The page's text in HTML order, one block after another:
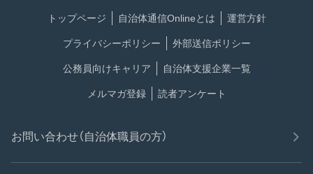
トップページ 自治体通信Onlineとは 運営方針
プライバシーポリシー 外部送信ポリシー
公務員向けキャリア 自治体支援企業一覧
メルマガ登録 読者アンケート
お問い合わせ（自治体職員の方）